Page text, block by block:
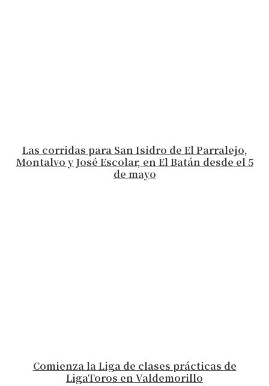
Las corridas para San Isidro de El Parralejo,
Montalvo y José Escolar, en El Batán desde el 5
de mayo
Comienza la Liga de clases prácticas de
LigaToros en Valdemorillo